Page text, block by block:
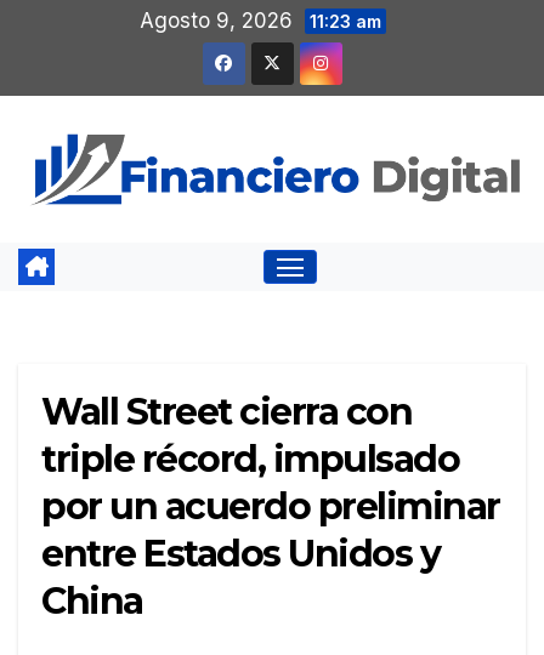
contenido
Agosto 9, 2026 11:23 am
Wall Street cierra con
triple récord, impulsado
por un acuerdo preliminar
entre Estados Unidos y
China